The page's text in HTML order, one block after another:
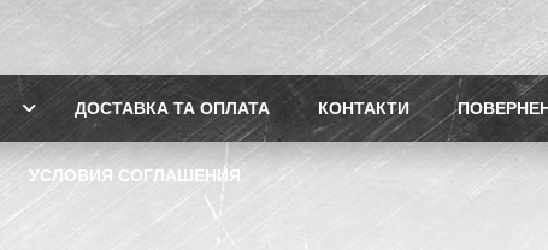
ДОСТАВКА ТА ОПЛАТА КОНТАКТИ
УСЛОВИЯ СОГЛАШЕНИЯ